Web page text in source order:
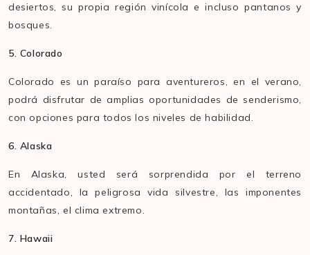
desiertos, su propia región vinícola e incluso pantanos y
bosques.
5. Colorado
Colorado es un paraíso para aventureros, en el verano,
podrá disfrutar de amplias oportunidades de senderismo,
con opciones para todos los niveles de habilidad.
6. Alaska
En Alaska, usted será sorprendida por el terreno
accidentado, la peligrosa vida silvestre, las imponentes
montañas, el clima extremo.
7. Hawaii